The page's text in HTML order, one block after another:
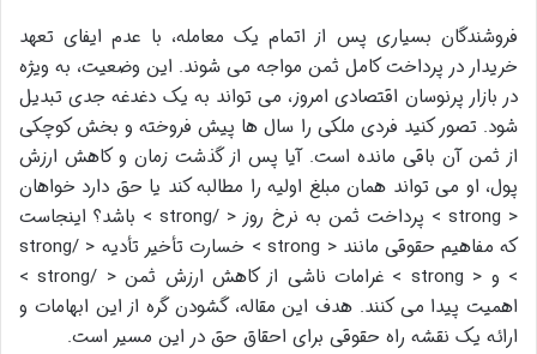
فروشندگان بسیاری پس از اتمام یک معامله، با عدم ایفای تعهد
خریدار در پرداخت کامل ثمن مواجه می شوند. این وضعیت، به ویژه
در بازار پرنوسان اقتصادی امروز، می تواند به یک دغدغه جدی تبدیل
شود. تصور کنید فردی ملکی را سال ها پیش فروخته و بخش کوچکی
از ثمن آن باقی مانده است. آیا پس از گذشت زمان و کاهش ارزش
پول، او می تواند همان مبلغ اولیه را مطالبه کند یا حق دارد خواهان
< strong > پرداخت ثمن به نرخ روز < /strong > باشد؟ اینجاست
که مفاهیم حقوقی مانند < strong > خسارت تأخیر تأدیه < /strong
> و < strong > غرامات ناشی از کاهش ارزش ثمن < /strong >
اهمیت پیدا می کنند. هدف این مقاله، گشودن گره از این ابهامات و
ارائه یک نقشه راه حقوقی برای احقاق حق در این مسیر است.